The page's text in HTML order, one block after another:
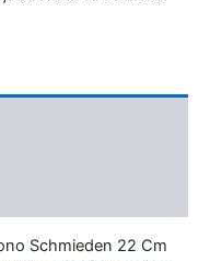
Schmieden 22 Cm